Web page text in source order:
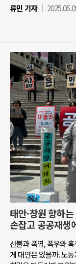
류민 기자
태안·창원 향하
손잡고 공공재생
산불과 폭염, 폭우와
게 대안은 있을까. 노